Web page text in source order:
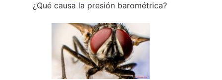
¿Qué causa la presión barométrica?